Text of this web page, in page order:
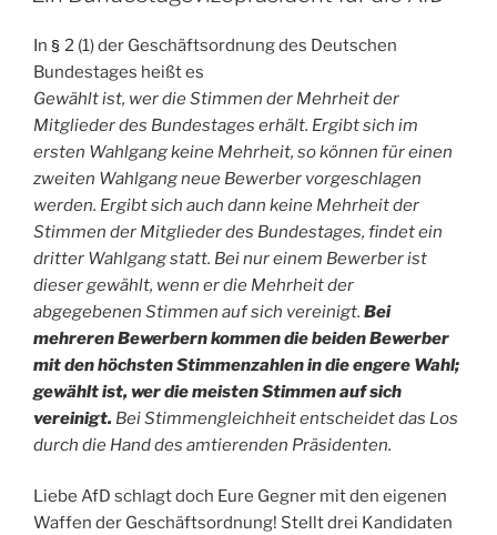
In § 2 (1) der Geschäftsordnung des Deutschen
Bundestages heißt es
Gewählt ist, wer die Stimmen der Mehrheit der
Mitglieder des Bundestages erhält. Ergibt sich im
ersten Wahlgang keine Mehrheit, so können für einen
zweiten Wahlgang neue Bewerber vorgeschlagen
werden. Ergibt sich auch dann keine Mehrheit der
Stimmen der Mitglieder des Bundestages, findet ein
dritter Wahlgang statt. Bei nur einem Bewerber ist
dieser gewählt, wenn er die Mehrheit der
abgegebenen Stimmen auf sich vereinigt. Bei
mehreren Bewerbern kommen die beiden Bewerber
mit den höchsten Stimmenzahlen in die engere Wahl;
gewählt ist, wer die meisten Stimmen auf sich
vereinigt. Bei Stimmengleichheit entscheidet das Los
durch die Hand des amtierenden Präsidenten.
Liebe AfD schlagt doch Eure Gegner mit den eigenen
Waffen der Geschäftsordnung! Stellt drei Kandidaten